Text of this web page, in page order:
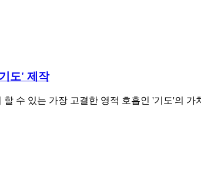
도' 제작
수 있는 가장 고결한 영적 호흡인 '기도'의